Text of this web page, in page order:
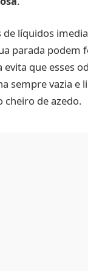
líquidos
parada podem
que esses
sempre vazia e
de azedo.